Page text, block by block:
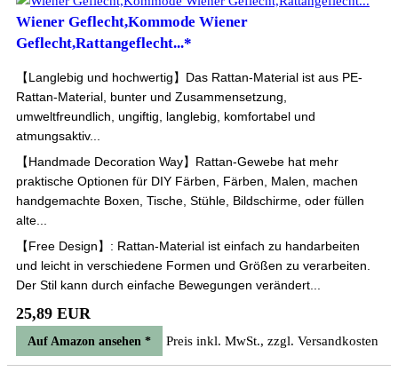
Wiener Geflecht,Kommode Wiener
Geflecht,Rattangeflecht...*
【Langlebig und hochwertig】Das Rattan-Material ist aus PE-
Rattan-Material, bunter und Zusammensetzung,
umweltfreundlich, ungiftig, langlebig, komfortabel und
atmungsaktiv...
【Handmade Decoration Way】Rattan-Gewebe hat mehr
praktische Optionen für DIY Färben, Färben, Malen, machen
handgemachte Boxen, Tische, Stühle, Bildschirme, oder füllen
alte...
【Free Design】: Rattan-Material ist einfach zu handarbeiten
und leicht in verschiedene Formen und Größen zu verarbeiten.
Der Stil kann durch einfache Bewegungen verändert...
25,89 EUR
Auf Amazon ansehen * Preis inkl. MwSt., zzgl. Versandkosten